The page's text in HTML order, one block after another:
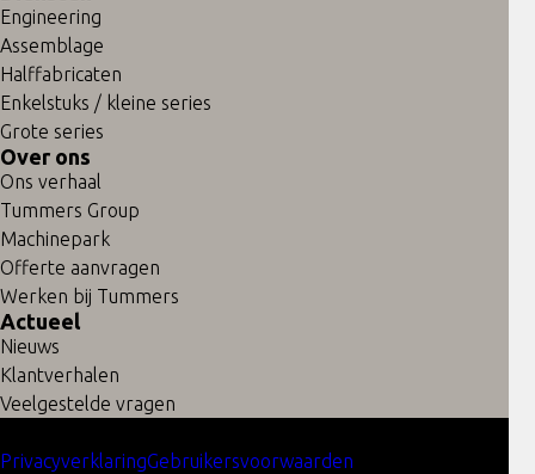
opdracht, waarbij we ook de bewerkingen mogen
uitvoeren.
Engineering
Assemblage
Halffabricaten
Enkelstuks / kleine series
Grote series
Over ons
Ons verhaal
Tummers Group
Machinepark
Offerte aanvragen
Werken bij Tummers
Actueel
Nieuws
Klantverhalen
Veelgestelde vragen
PrivacyverklaringGebruikersvoorwaarden